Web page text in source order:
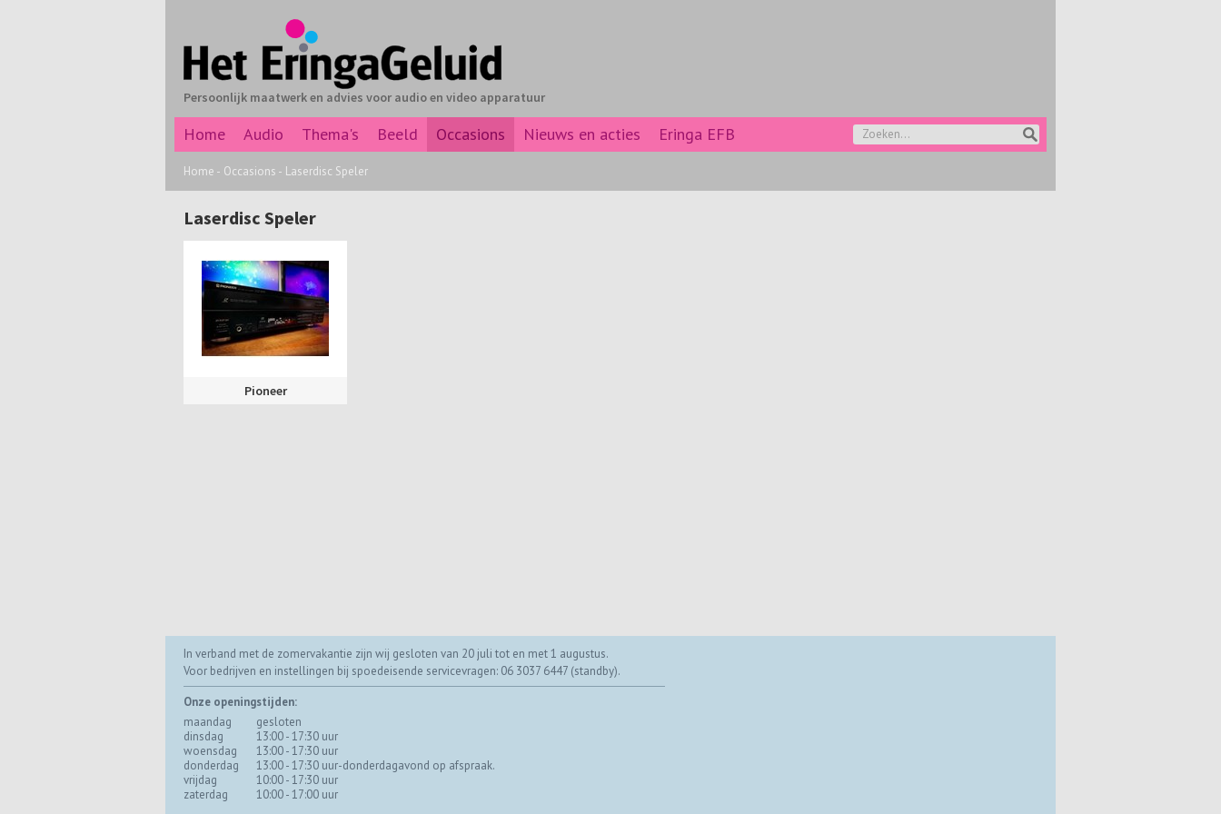
Persoonlijk maatwerk en advies voor audio en video apparatuur
Home Audio Thema's Beeld Occasions Nieuws en acties Eringa EFB
Home - Occasions - Laserdisc Speler
Laserdisc Speler
Pioneer
In verband met de zomervakantie zijn wij gesloten van 20 juli tot en met 1 augustus.
Voor bedrijven en instellingen bij spoedeisende servicevragen: 06 3037 6447 (standby).
Onze openingstijden:
maandag
gesloten
dinsdag
13:00 - 17:30 uur
woensdag
13:00 - 17:30 uur
donderdag
13:00 - 17:30 uur-donderdagavond op afspraak.
vrijdag
10:00 - 17:30 uur
zaterdag
10:00 - 17:00 uur